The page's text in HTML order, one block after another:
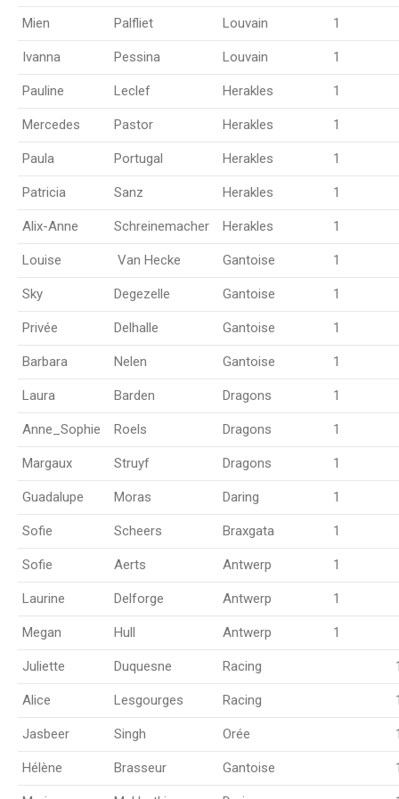
Mien Palfliet Louvain 1
Ivanna Pessina Louvain 1
Pauline Leclef Herakles 1
Mercedes Pastor Herakles 1
Paula Portugal Herakles 1
Patricia Sanz Herakles 1
Alix-Anne Schreinemacher Herakles 1
Louise Van Hecke Gantoise 1
Sky Degezelle Gantoise 1
Privée Delhalle Gantoise 1
Barbara Nelen Gantoise 1
Laura Barden Dragons 1
Anne_Sophie Roels Dragons 1
Margaux Struyf Dragons 1
Guadalupe Moras Daring 1
Sofie Scheers Braxgata 1
Sofie Aerts Antwerp 1
Laurine Delforge Antwerp 1
Megan Hull Antwerp 1
Juliette Duquesne Racing
Alice Lesgourges Racing
Jasbeer Singh Orée
Hélène Brasseur Gantoise